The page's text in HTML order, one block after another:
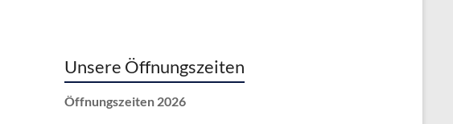
Unsere Öffnungszeiten
Öffnungszeiten 2026